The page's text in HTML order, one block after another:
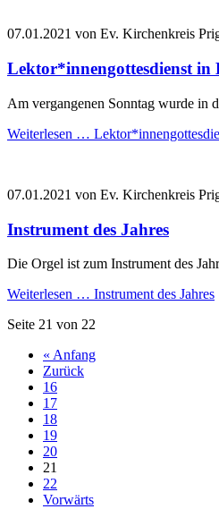
07.01.2021 von Ev. Kirchenkreis
Lektor*innengottesdienst in
Am vergangenen Sonntag wurde in
Weiterlesen …
07.01.2021 von Ev. Kirchenkreis
Instrument des Jahres
Die Orgel ist zum Instrument des
Weiterlesen … Instrument des Jahres
Seite 21 von 22
« Anfang
Zurück
16
17
18
19
20
21
22
Vorwärts